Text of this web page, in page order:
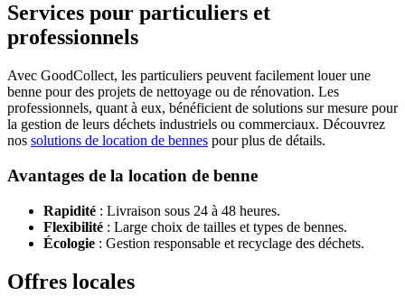
Services pour particuliers et
professionnels
Avec GoodCollect, les particuliers peuvent facilement louer une
benne pour des projets de nettoyage ou de rénovation. Les
professionnels, quant à eux, bénéficient de solutions sur mesure pour
la gestion de leurs déchets industriels ou commerciaux. Découvrez
nos solutions de location de bennes pour plus de détails.
Avantages de la location de benne
Rapidité : Livraison sous 24 à 48 heures.
Flexibilité : Large choix de tailles et types de bennes.
Écologie : Gestion responsable et recyclage des déchets.
Offres locales